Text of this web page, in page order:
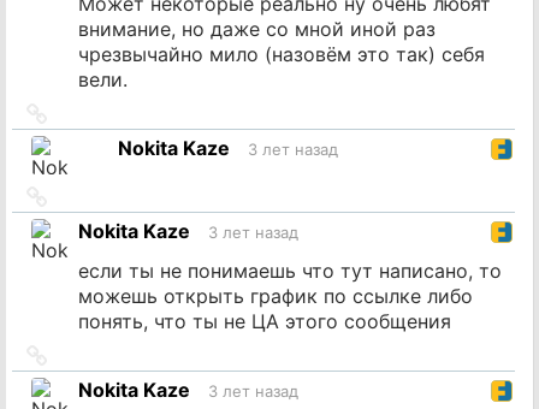
внимание, но даже со мной иной раз
чрезвычайно мило (назовём это так) себя
вели.
на
источникNokita Kaze 3 лет назад
на
источник
Nokita Kaze 3 лет назад
если ты не понимаешь что тут написано, то
можешь открыть график по ссылке либо
понять, что ты не ЦА этого сообщения
на
источник
Nokita Kaze 3 лет назад